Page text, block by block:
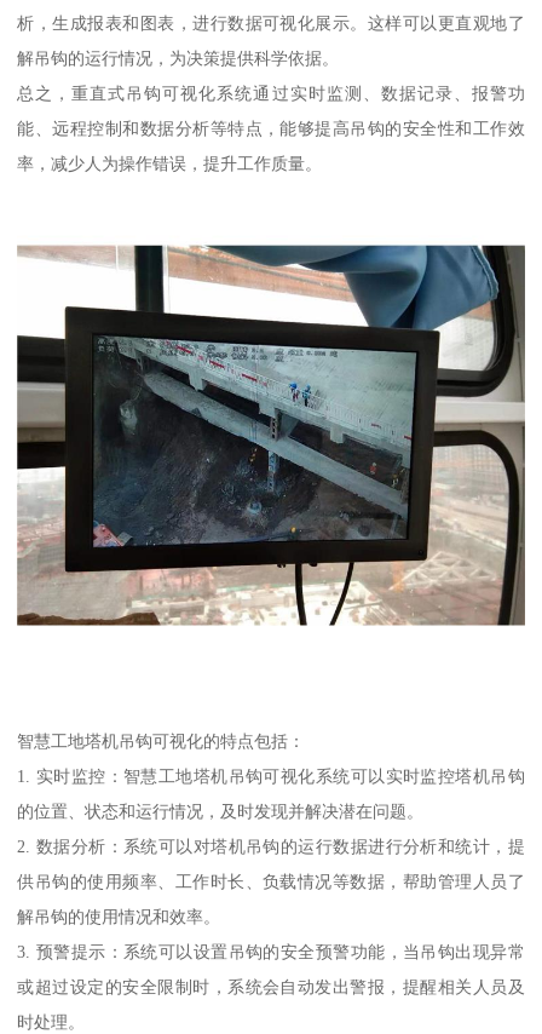
析，生成报表和图表，进行数据可视化展示。这样可以更直观地了
解吊钩的运行情况，为决策提供科学依据。
总之，重直式吊钩可视化系统通过实时监测、数据记录、报警功
能、远程控制和数据分析等特点，能够提高吊钩的安全性和工作效
率，减少人为操作错误，提升工作质量。
智慧工地塔机吊钩可视化的特点包括：
1. 实时监控：智慧工地塔机吊钩可视化系统可以实时监控塔机吊钩
的位置、状态和运行情况，及时发现并解决潜在问题。
2. 数据分析：系统可以对塔机吊钩的运行数据进行分析和统计，提
供吊钩的使用频率、工作时长、负载情况等数据，帮助管理人员了
解吊钩的使用情况和效率。
3. 预警提示：系统可以设置吊钩的安全预警功能，当吊钩出现异常
或超过设定的安全限制时，系统会自动发出警报，提醒相关人员及
时处理。